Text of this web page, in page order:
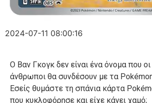
2024-07-11 08:00:16
Ο Βαν Γκογκ δεν είναι ένα όνομα που οι
άνθρωποι θα συνδέσουν με τα
Εσείς θυμάστε τη σπάνια κάρτα
που κυκλοφόρησε και είχε κάνει χαμό;